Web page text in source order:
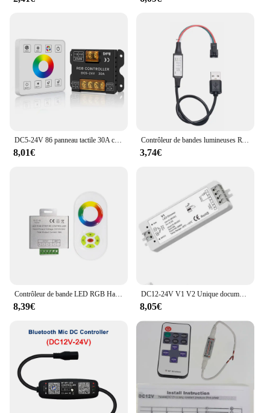
wholesale availability and support from trusted
you're investing in a product that will stand the test
of time and perform consistently.
DC5-24V 86 panneau tactile 30A câblage sans fil haute puissance contrôleur RVB LED gratuit
8,01€
Contrôleur de bandes lumineuses RVB adressables, contrôleur de documents magiques LED, gradateur USB 5V, 2812 pixels, contrôle à 3 touches pour 5050 WS2812B WS2812
3,74€
Contrôleur de bande LED RGB Half Touch, contrôleur tactile, 5 prédire
8,39€
DC12-24V V1 V2 Unique document CCT LED Gradateur V3 V5-M crédible RGBW RGB + CCT Contrôleur RGB 12V CV RF 2.4G Pour 1/2/3/4CH Led Bande Lumière
8,05€